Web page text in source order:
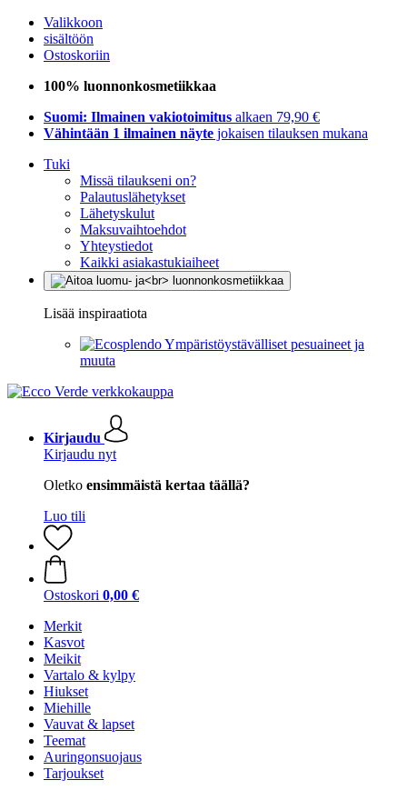
Valikkoon
sisältöön
Ostoskoriin
100% luonnonkosmetiikkaa
Suomi: Ilmainen vakiotoimitus alkaen 79,90 €
Vähintään 1 ilmainen näyte jokaisen tilauksen mukana
Tuki
Missä tilaukseni on?
Palautuslähetykset
Lähetyskulut
Maksuvaihtoehdot
Yhteystiedot
Kaikki asiakastukiaiheet
Lisää inspiraatiota
Ympäristöystävälliset pesuaineet ja
muuta
Kirjaudu
Kirjaudu nyt
Oletko ensimmäistä kertaa täällä?
Luo tili
Ostoskori 0,00 €
Merkit
Kasvot
Meikit
Vartalo & kylpy
Hiukset
Miehille
Vauvat & lapset
Teemat
Auringonsuojaus
Tarjoukset